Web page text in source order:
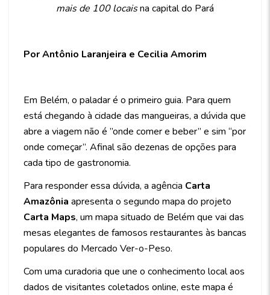
mais de 100 locaisna capital do Pará
Por Antônio Laranjeira e Cecilia Amorim
Em Belém, o paladar é o primeiro guia. Para quem
está chegando à cidade das mangueiras, a dúvida que
abre a viagem não é ”onde comer e beber” e sim “por
onde começar”. Afinal são dezenas de opções para
cada tipo de gastronomia.
Para responder essa dúvida, a agência Carta
Amazônia apresenta o segundo mapa do projeto
Carta Maps, um mapa situado de Belém que vai das
mesas elegantes de famosos restaurantes às bancas
populares do Mercado Ver-o-Peso.
Com uma curadoria que une o conhecimento local aos
dados de visitantes coletados online, este mapa é